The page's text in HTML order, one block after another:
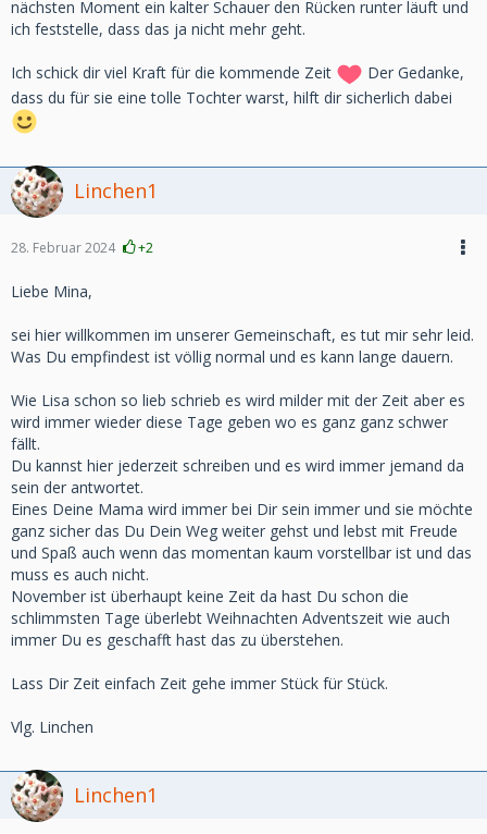
nächsten Moment ein kalter Schauer den Rücken runter läuft und
ich feststelle, dass das ja nicht mehr geht.
Ich schick dir viel Kraft für die kommende Zeit
Der Gedanke,
dass du für sie eine tolle Tochter warst, hilft dir sicherlich dabei
Linchen1
28. Februar 2024 +2
Liebe Mina,
sei hier willkommen im unserer Gemeinschaft, es tut mir sehr leid.
Was Du empfindest ist völlig normal und es kann lange dauern.
Wie Lisa schon so lieb schrieb es wird milder mit der Zeit aber es
wird immer wieder diese Tage geben wo es ganz ganz schwer
fällt.
Du kannst hier jederzeit schreiben und es wird immer jemand da
sein der antwortet.
Eines Deine Mama wird immer bei Dir sein immer und sie möchte
ganz sicher das Du Dein Weg weiter gehst und lebst mit Freude
und Spaß auch wenn das momentan kaum vorstellbar ist und das
muss es auch nicht.
November ist überhaupt keine Zeit da hast Du schon die
schlimmsten Tage überlebt Weihnachten Adventszeit wie auch
immer Du es geschafft hast das zu überstehen.
Lass Dir Zeit einfach Zeit gehe immer Stück für Stück.
Vlg. Linchen
Linchen1